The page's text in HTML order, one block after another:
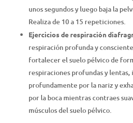
unos segundos y luego baja la
Realiza de 10 a 15 repeticiones.
Ejercicios de respiración
respiración profunda y
fortalecer el suelo pélvico de
respiraciones profundas y lentas,
profundamente por la nariz y
por la boca mientras contraes
músculos del suelo pélvico.